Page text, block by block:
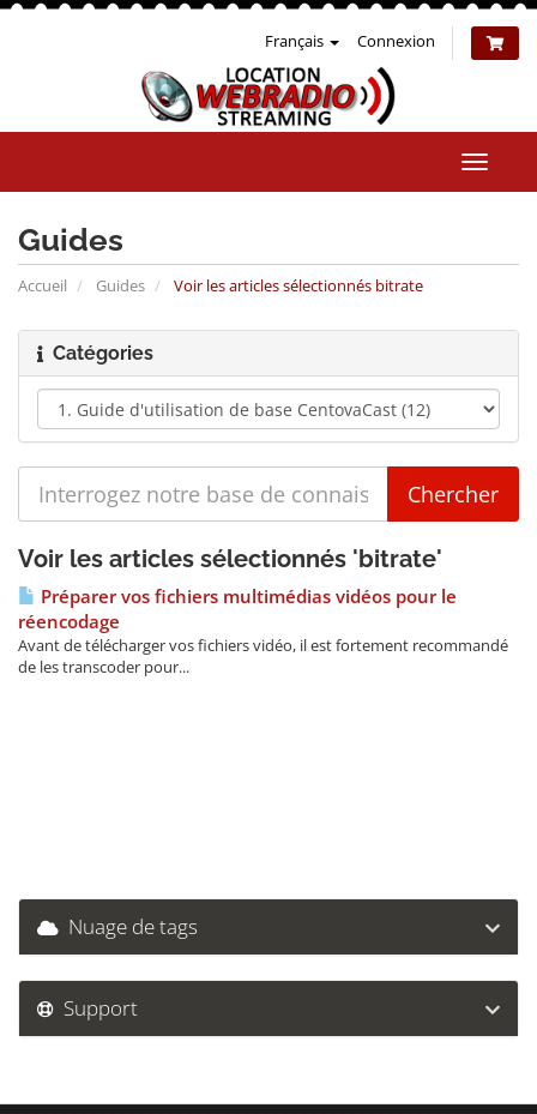
Français Connexion
la
Guides
Accueil Guides Voir les articles sélectionnés bitrate
Catégories
Voir les articles sélectionnés 'bitrate'
Préparer vos fichiers multimédias vidéos pour le
réencodage
Avant de télécharger vos fichiers vidéo, il est fortement recommandé
de les transcoder pour...
Nuage de tags
Support